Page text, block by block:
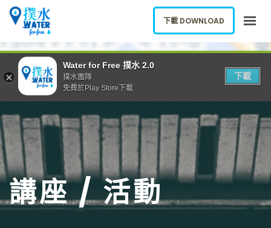
關於我們
下載應用
報告新飲水機
ENGLISH
下載 DOWNLOAD
講座 / 活動
下載 DOWNLOAD
Water for Free 撲水 2.0
撲水團隊
免費於Play Store下載
下載